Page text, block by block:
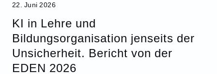
22. Juni 2026
KI in Lehre und
Bildungsorganisation jenseits der
Unsicherheit. Bericht von der
EDEN 2026